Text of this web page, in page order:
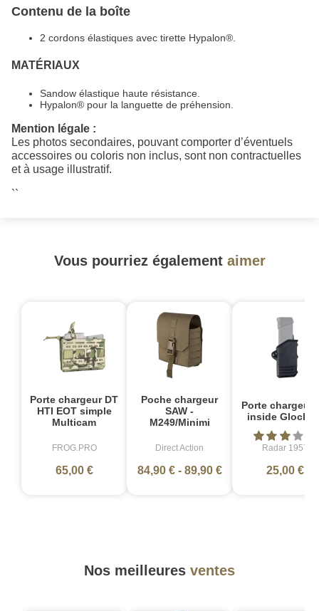
Contenu de la boîte
2 cordons élastiques avec tirette Hypalon®.
MATÉRIAUX
Sandow élastique haute résistance.
Hypalon® pour la languette de préhension.
Mention légale :
Les photos secondaires, pouvant comporter d’éventuels
accessoires ou coloris non inclus, sont non contractuelles
et à usage illustratif.
``
Vous pourriez également aimer
Porte chargeur DT
HTI EOT simple
Multicam
FROG.PRO
65,00 €
Poche chargeur
SAW -
M249/Minimi
Direct Action
84,90 €- 89,90 €
Porte chargeur
inside Glock
Radar 1957
25,00 €
Nos meilleures ventes